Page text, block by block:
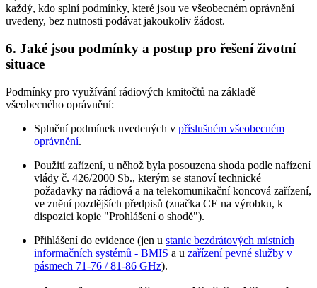
každý, kdo splní podmínky, které jsou ve všeobecném oprávnění
uvedeny, bez nutnosti podávat jakoukoliv žádost.
6. Jaké jsou podmínky a postup pro řešení životní
situace
Podmínky pro využívání rádiových kmitočtů na základě
všeobecného oprávnění:
Splnění podmínek uvedených v příslušném všeobecném
oprávnění.
Použití zařízení, u něhož byla posouzena shoda podle nařízení
vlády č. 426/2000 Sb., kterým se stanoví technické
požadavky na rádiová a na telekomunikační koncová zařízení,
ve znění pozdějších předpisů (značka CE na výrobku, k
dispozici kopie "Prohlášení o shodě").
Přihlášení do evidence (jen u stanic bezdrátových místních
informačních systémů - BMIS a u zařízení pevné služby v
pásmech 71-76 / 81-86 GHz).